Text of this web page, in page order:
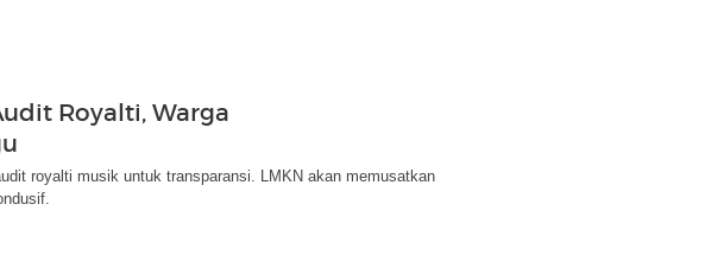
Royalti, Warga
royalti musik untuk transparansi. LMKN akan memusatkan